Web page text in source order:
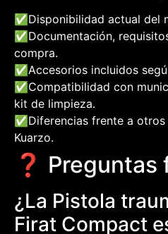
✅ Disponibilidad actual del
✅ Documentación,
compra.
✅Accesorios incluidos
✅ Compatibilidad con
kit de limpieza.
✅ Diferencias frente a
Kuarzo.
❓
¿La Pistola
Firat Compact